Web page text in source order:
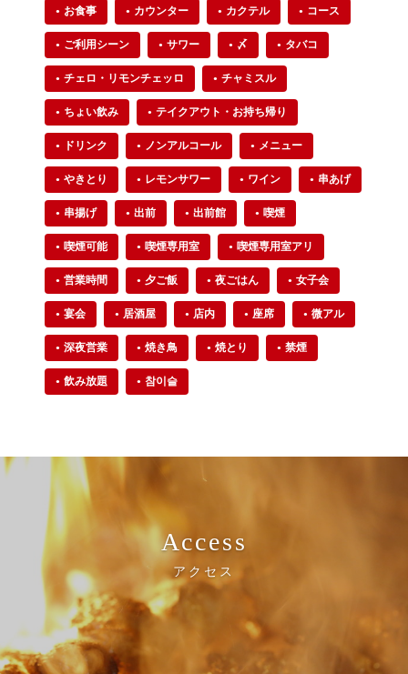
お食事 カウンター カクテル コース
ご利用シーン サワー 〆 タバコ
チェロ・リモンチェッロ チャミスル
ちょい飲み テイクアウト・お持ち帰り
ドリンク ノンアルコール メニュー
やきとり レモンサワー ワイン 串あげ
串揚げ 出前 出前館 喫煙
喫煙可能 喫煙専用室 喫煙専用室アリ
営業時間 夕ご飯 夜ごはん 女子会
宴会 居酒屋 店内 座席 微アル
深夜営業 焼き鳥 焼とり 禁煙
飲み放題 참이슬
Access
アクセス